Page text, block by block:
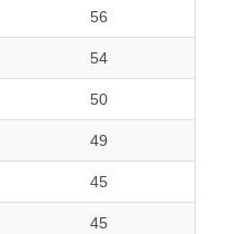
56
54
50
49
45
45